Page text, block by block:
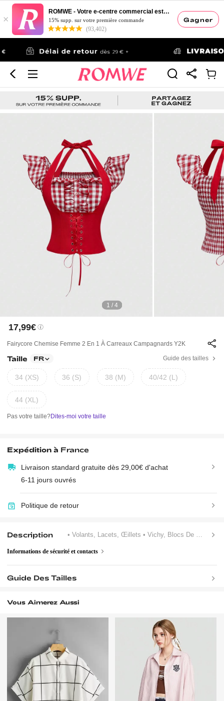
Gagner
×
ROMWE - Votre e-centre commercial esthétique
15% supp. sur votre première commande
(93,402)
1 / 4
17,99€
Fairycore Chemise Femme 2 En 1 À Carreaux Campagnards Y2K
Taille FR Guide des tailles
34 (XS) 36 (S) 38 (M) 40/42 (L)
44 (XL)
Pas votre taille?Dites-moi votre taille
Expédition à France
Livraison standard gratuite dès 29,00€ d'achat
6-11 jours ouvrés
Politique de retour
Description • Volants, Lacets, Œillets • Vichy, Blocs De Couleur, Carreau, Unicolore
Informations de sécurité et contacts
Guide Des Tailles
Vous Aimerez Aussi